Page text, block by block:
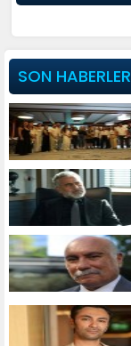
SON HABERLER